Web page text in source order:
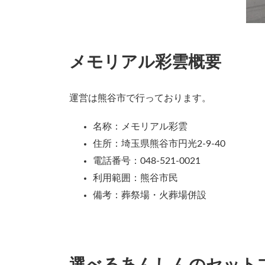
メモリアル彩雲概要
運営は熊谷市で行っております。
名称：メモリアル彩雲
住所：埼玉県熊谷市円光2-9-40
電話番号：048-521-0021
利用範囲：熊谷市民
備考：葬祭場・火葬場併設